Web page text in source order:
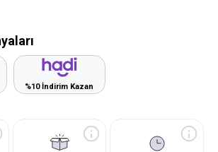
%10 İndirim Kazan